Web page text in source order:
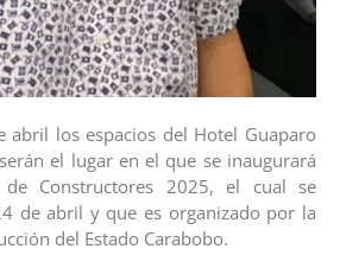
abril los espacios del Hotel Guaparo
el lugar en el que se inaugurará
Constructores 2025, el cual se
de abril y que es organizado por la
del Estado Carabobo.